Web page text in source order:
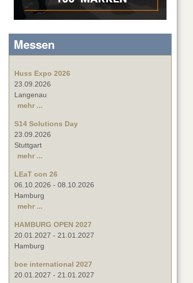
mit SALZBRENNER
media auf der TMT 2018
Messen
Huss Expo 2026
23.09.2026
Langenau
mehr ...
S14 Solutions Day
23.09.2026
Stuttgart
mehr ...
LEaT con 26
06.10.2026 - 08.10.2026
Hamburg
mehr ...
HAMBURG OPEN 2027
20.01.2027 - 21.01.2027
Hamburg
boe international 2027
20.01.2027 - 21.01.2027